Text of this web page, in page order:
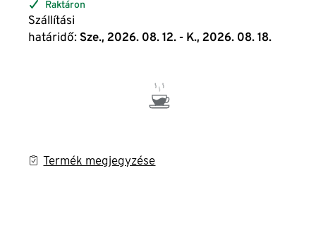
Raktáron
Szállítási
határidő: Sze., 2026. 08. 12. - K., 2026. 08. 18.
Termék megjegyzése